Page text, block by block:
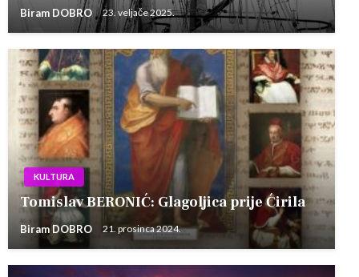
Biram DOBRO 23. veljače 2025.
KULTURA
Tomislav BERONIĆ: Glagoljica prije Ćirila
Biram DOBRO 21. prosinca 2024.